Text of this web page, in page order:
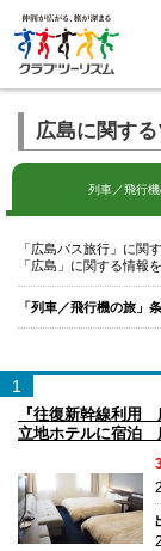
広島に関す
列車／飛行
「広島バス旅行」に関
「広島」に関する情報
「列車／飛行機の旅」
1
『往復新幹線利用
立地ホテルに宿泊